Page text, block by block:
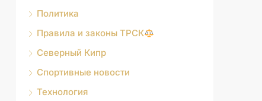
Политика
Правила и законы ТРСК
Северный Кипр
Спортивные новости
Технология